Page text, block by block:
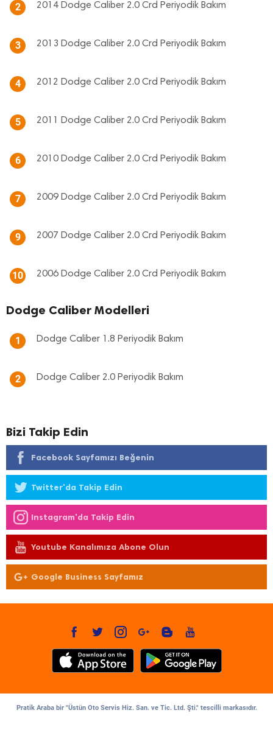
2 2014 Dodge Caliber 2.0 Crd Periyodik Bakım
3 2013 Dodge Caliber 2.0 Crd Periyodik Bakım
4 2012 Dodge Caliber 2.0 Crd Periyodik Bakım
5 2011 Dodge Caliber 2.0 Crd Periyodik Bakım
6 2010 Dodge Caliber 2.0 Crd Periyodik Bakım
7 2009 Dodge Caliber 2.0 Crd Periyodik Bakım
9 2007 Dodge Caliber 2.0 Crd Periyodik Bakım
10 2006 Dodge Caliber 2.0 Crd Periyodik Bakım
Dodge Caliber Modelleri
1 Dodge Caliber 1.8 Periyodik Bakım
2 Dodge Caliber 2.0 Periyodik Bakım
Bizi Takip Edin
Facebook Sayfamızı Beğenin
Twitter'da Takip Edin
Instagram'da Takip Edin
Youtube Kanalımıza Abone Olun
Google Business Sayfamız
Pratik Araba bir "Üstün Oto Servis Hiz. San. ve Tic. Ltd. Şti." tescilli markasıdır.